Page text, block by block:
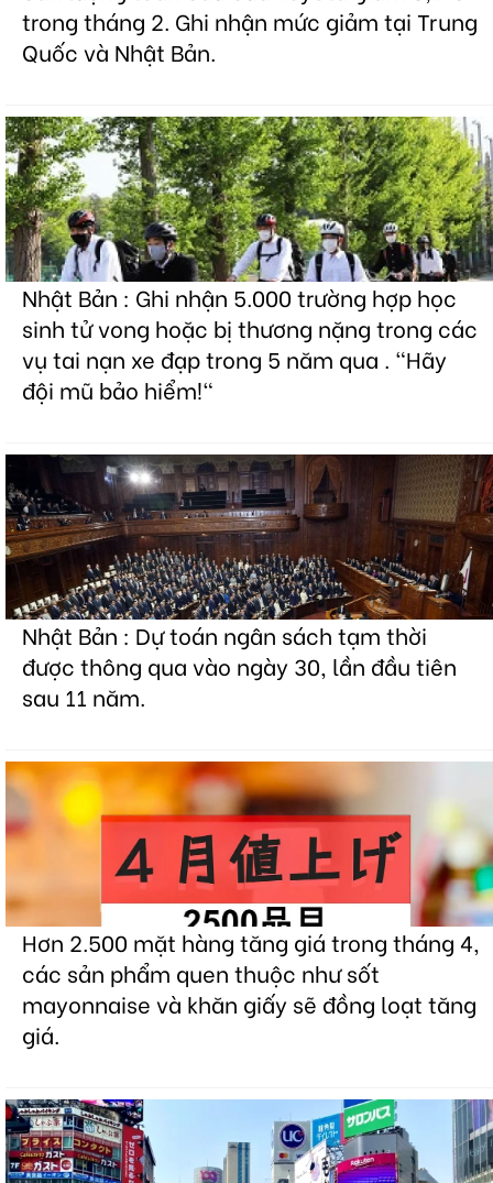
trong tháng 2. Ghi nhận mức giảm tại Trung
Quốc và Nhật Bản.
Nhật Bản : Ghi nhận 5.000 trường hợp học
sinh tử vong hoặc bị thương nặng trong các
vụ tai nạn xe đạp trong 5 năm qua . "Hãy
đội mũ bảo hiểm!"
Nhật Bản : Dự toán ngân sách tạm thời
được thông qua vào ngày 30, lần đầu tiên
sau 11 năm.
Hơn 2.500 mặt hàng tăng giá trong tháng 4,
các sản phẩm quen thuộc như sốt
mayonnaise và khăn giấy sẽ đồng loạt tăng
giá.